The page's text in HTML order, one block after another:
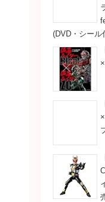
(DVD・シール